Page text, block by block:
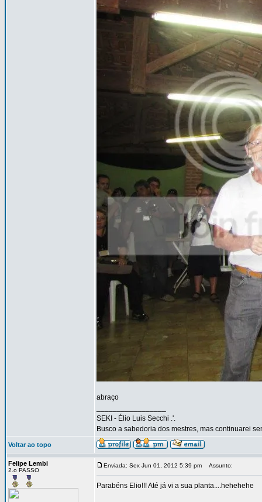
abraço
SEKI - Élio Luis Secchi .'.
Busco a sabedoria dos mestres, mas continuarei
Voltar ao topo
Felipe Lembi
2.o PASSO
Enviada: Sex Jun 01, 2012 5:39 pm Assunto:
Parabéns Elio!!! Até já vi a sua planta....hehehehe